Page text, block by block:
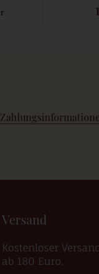
Versand
Kostenloser
ab 180 Euro.